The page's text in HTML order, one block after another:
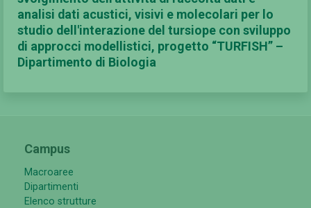
analisi dati acustici, visivi e molecolari per lo
studio dell'interazione del tursiope con sviluppo
di approcci modellistici, progetto “TURFISH” –
Dipartimento di Biologia
Campus
Macroaree
Dipartimenti
Elenco strutture